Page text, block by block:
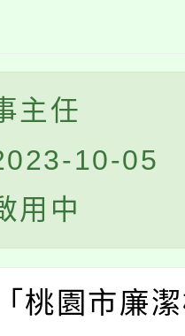
主任
10-05
用中
桃園市廉